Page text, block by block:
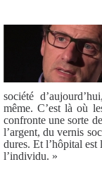
société
même. C’est là où
confronte une sorte
l’argent, du vernis
dures. Et l’hôpital
l’individu. »